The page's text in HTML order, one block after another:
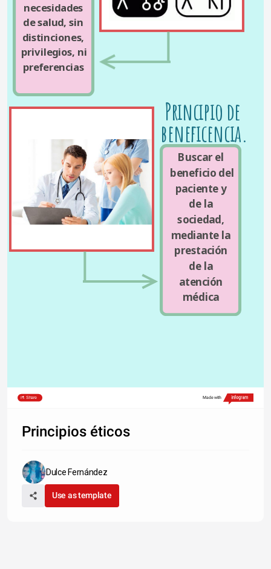
necesidades
de salud, sin
distinciones,
privilegios, ni
preferencias
Principio de
beneficencia.
Buscar el
beneficio del
paciente y
de la
sociedad,
mediante la
prestación
de la
atención
médica
Share Made with
Principios éticos
Dulce Fernández
Use as template